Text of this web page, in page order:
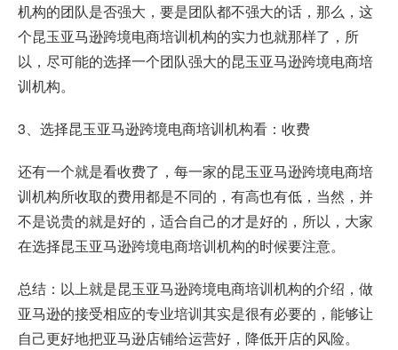
机构的团队是否强大，要是团队都不强大的话，那么，这
个昆玉亚马逊跨境电商培训机构的实力也就那样了，所
以，尽可能的选择一个团队强大的昆玉亚马逊跨境电商培
训机构。
3、选择昆玉亚马逊跨境电商培训机构看：收费
还有一个就是看收费了，每一家的昆玉亚马逊跨境电商培
训机构所收取的费用都是不同的，有高也有低，当然，并
不是说贵的就是好的，适合自己的才是好的，所以，大家
在选择昆玉亚马逊跨境电商培训机构的时候要注意。
总结：以上就是昆玉亚马逊跨境电商培训机构的介绍，做
亚马逊的接受相应的专业培训其实是很有必要的，能够让
自己更好地把亚马逊店铺给运营好，降低开店的风险。